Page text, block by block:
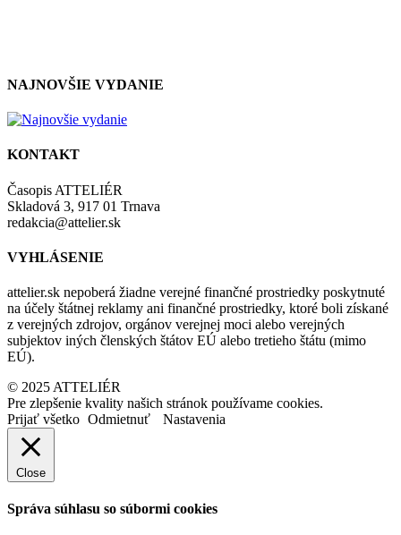
NAJNOVŠIE VYDANIE
KONTAKT
Časopis ATTELIÉR
Skladová 3, 917 01 Trnava
redakcia@attelier.sk
VYHLÁSENIE
attelier.sk nepoberá žiadne verejné finančné prostriedky poskytnuté
na účely štátnej reklamy ani finančné prostriedky, ktoré boli získané
z verejných zdrojov, orgánov verejnej moci alebo verejných
subjektov iných členských štátov EÚ alebo tretieho štátu (mimo
EÚ).
© 2025 ATTELIÉR
Pre zlepšenie kvality našich stránok používame cookies.
Prijať všetko Odmietnuť Nastavenia
Close
Správa súhlasu so súbormi cookies